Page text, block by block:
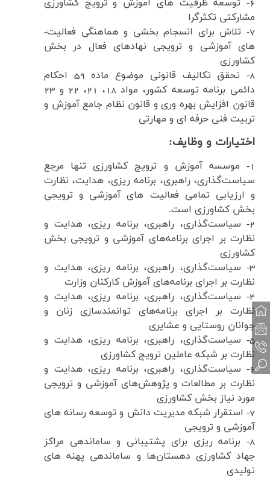
6-
توسعه ظرفیت­ های آموزش و ترویج کشاورزی
مشارکتی تکثرگرا
7-
تلاش برای انسجام ­بخشی و هماهنگی فعالیت­
های آموزشی و ترویجی نهادهای فعال در بخش
کشاورزی
8-
تحقق تکالیف قانونی موضوع ماده 59 احکام
دائمی برنامه توسعه کشور، مواد 18، 21، 22 و 23
قانون افزایش بهره­ وری و قانون نظام جامع آموزش و
تربیت فنی حرفه ­ای و مهارتی
اختیارات و وظایف:
1-
موسسه آموزش و ترویج کشاورزی تنها مرجع
سیاستگذاری، راهبری، برنامه ­ریزی، هدایت، نظارت
و ارزیابی تمامی فعالیت ­های آموزشی و ترویجی
بخش کشاورزی است.
2-
سیاستگذاری، راهبری، برنامه ­ریزی، هدایت و
نظارت بر اجرای برنامههای آموزشی و ترویجی بخش
کشاورزی
3-
سیاستگذاری، راهبری، برنامه ­ریزی، هدایت و
نظارت بر اجرای برنامههای آموزش کارکنان وزارت
4-
سیاستگذاری، راهبری، برنامه­ ریزی، هدایت و
نظارت بر اجرای برنامههای توانمندسازی زنان و
جوانان روستایی و عشایری
5-
سیاستگذاری، راهبری، برنامه ­ریزی، هدایت و
نظارت بر شبکه عاملین ترویج کشاورزی
6-
سیاستگذاری، راهبری، برنامه ­ریزی، هدایت و
نظارت بر مطالعات و پژوهشهای آموزشی و ترویجی
مورد نیاز بخش کشاورزی
7- استقرار شبکه مدیریت دانش و توسعه رسانه ­های
آموزشی و ترویجی
8-
برنامه­ ریزی برای پشتیبانی و ساماندهی مراکز
جهاد کشاورزی دهستانها و ساماندهی پهنه ­های
تولیدی